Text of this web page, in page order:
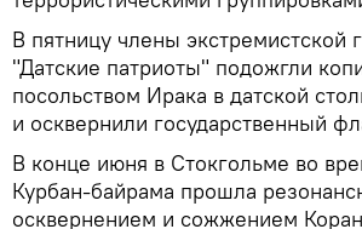
В пятницу члены экстремистской
"Датские патриоты" подожгли
посольством Ирака в датской
и осквернили государственный
В конце июня в Стокгольме во
Курбан-байрама прошла
осквернением и сожжением